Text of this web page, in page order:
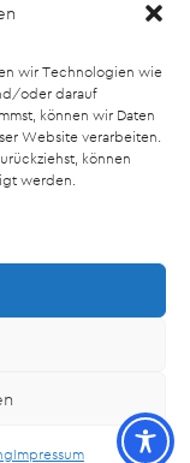
wir Technologien wie
oder darauf
können wir Daten
Website verarbeiten.
können
werden.
Impressum
tausend
eine Schweizer
Apartments
Park
Page 3 of 15
Knoll PR